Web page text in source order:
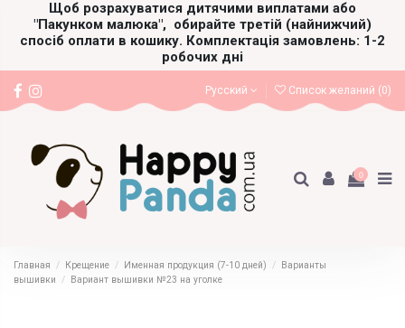
Щоб розрахуватися дитячими виплатами або
"Пакунком малюка", обирайте третій (найнижчий)
спосіб оплати в кошику. Комплектація замовлень: 1-2
робочих дні
Русский Список желаний (0)
0
Главная Крещение Именная продукция (7-10 дней)
Варианты
вышивки
Вариант вышивки №23 на уголке